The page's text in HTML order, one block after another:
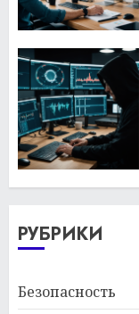
РУБРИКИ
Безопасность